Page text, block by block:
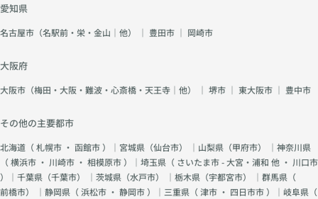
愛知県
名古屋市（名駅前・栄・金山｜他） ｜ 豊田市 ｜ 岡崎市
大阪府
大阪市（梅田・大阪・難波・心斎橋・天王寺｜他） ｜ 堺市 ｜ 東大阪市 ｜ 豊中市
その他の主要都市
北海道（札幌市 ・ 函館市）｜宮城県（仙台市） ｜山梨県（甲府市） ｜神奈川県
（横浜市 ・ 川崎市 ・ 相模原市）｜埼玉県（ さいたま市 - 大宮・浦和 他 ・ 川口市
）｜千葉県（千葉市） ｜茨城県（水戸市） ｜栃木県（宇都宮市） ｜群馬県（
前橋市） ｜静岡県（浜松市 ・ 静岡市）｜三重県（津市 ・ 四日市市）｜岐阜県（